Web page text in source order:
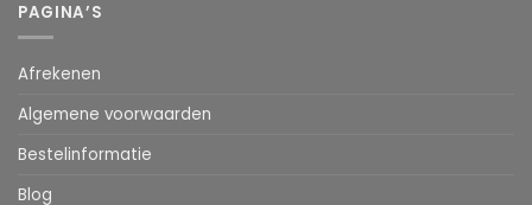
PAGINA’S
Afrekenen
Algemene voorwaarden
Bestelinformatie
Blog